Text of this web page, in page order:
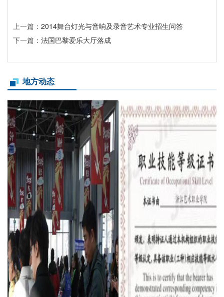
上一篇： 2014舞台灯光与音响及录音艺术专业招生问答
下一篇： 法国巴黎爱乐大厅落成
地方动态